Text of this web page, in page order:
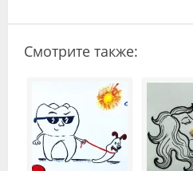
Смотрите также: